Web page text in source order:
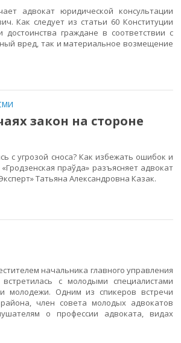
адвокат юридической консультации
Как следует из статьи 60 Конституции
граждане в соответствии с
вред, так и материальное возмещение
закон на стороне
с угрозой сноса? Как избежать ошибок и
праўда» разъясняет адвокат
Татьяна Александровна Казак.
начальника главного управления
с молодыми специалистами
молодежи. Одним из спикеров встречи
член совета молодых адвокатов
о профессии адвоката, видах